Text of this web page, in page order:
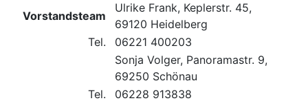
Vorstandsteam
Ulrike Frank, Keplerstr. 45,
69120 Heidelberg
Tel.
06221 400203
Sonja Volger, Panoramastr. 9,
69250 Schönau
Tel.
06228 913838